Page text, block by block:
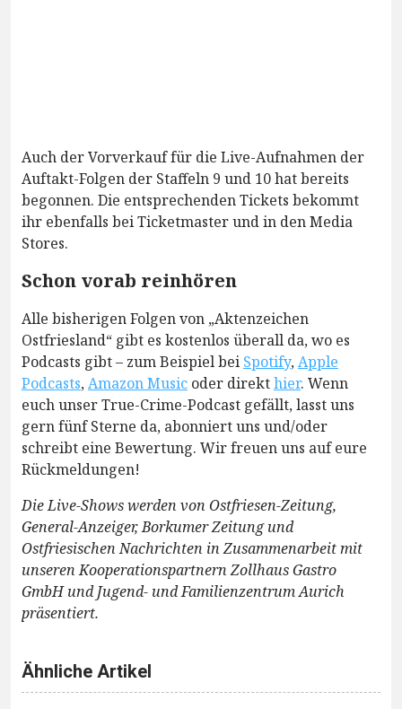
Auch der Vorverkauf für die Live-Aufnahmen der
Auftakt-Folgen der Staffeln 9 und 10 hat bereits
begonnen. Die entsprechenden Tickets bekommt
ihr ebenfalls bei Ticketmaster und in den Media
Stores.
Schon vorab reinhören
Alle bisherigen Folgen von „Aktenzeichen
Ostfriesland“ gibt es kostenlos überall da, wo es
Podcasts gibt – zum Beispiel bei Spotify,Apple
Podcasts,Amazon Music oder direkthier. Wenn
euch unser True-Crime-Podcast gefällt, lasst uns
gern fünf Sterne da, abonniert uns und/oder
schreibt eine Bewertung. Wir freuen uns auf eure
Rückmeldungen!
Die Live-Shows werden von Ostfriesen-Zeitung,
General-Anzeiger, Borkumer Zeitung und
Ostfriesischen Nachrichten in Zusammenarbeit mit
unseren Kooperationspartnern Zollhaus Gastro
GmbH und Jugend- und Familienzentrum Aurich
präsentiert.
Ähnliche Artikel